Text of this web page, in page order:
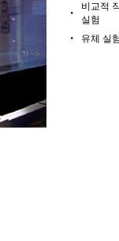
・
비교적
실험
・ 유체 실